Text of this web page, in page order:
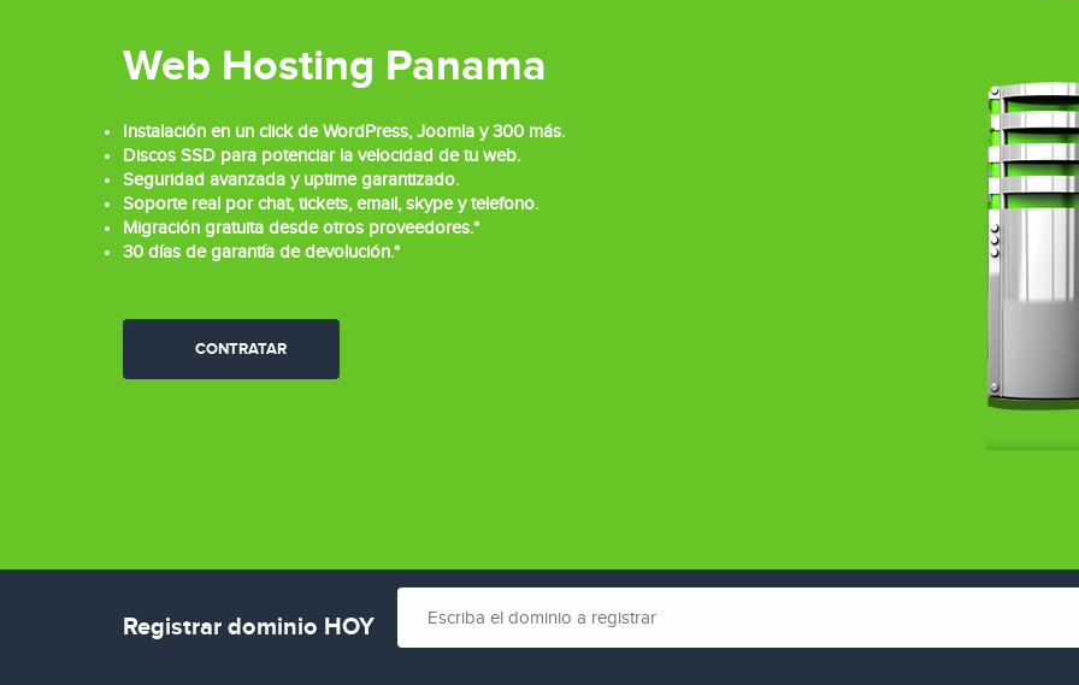
Web Hosting Panama
Instalación en un click de WordPress, Joomla y 300 más.
Discos SSD para potenciar la velocidad de tu web.
Seguridad avanzada y uptime garantizado.
Soporte real por chat, tickets, email, skype y telefono.
Migración gratuita desde otros proveedores.*
30 días de garantía de devolución.*
CONTRATAR
Registrar dominio HOY